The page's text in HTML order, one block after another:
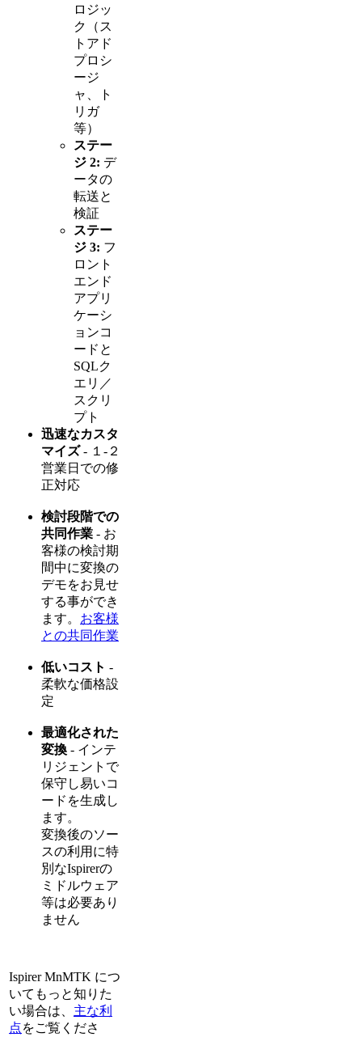
ロジッ
ク（ス
トアド
プロシ
ージ
ャ、ト
リガ
等）
ステー
ジ 2: デ
ータの
転送と
検証
ステー
ジ 3: フ
ロント
エンド
アプリ
ケーシ
ョンコ
ードと
SQLク
エリ／
スクリ
プト
迅速なカスタ
マイズ- １-２
営業日での修
正対応
検討段階での
共同作業 - お
客様の検討期
間中に変換の
デモをお見せ
する事ができ
ます。 お客様
との共同作業
低いコスト -
柔軟な価格設
定
最適化された
変換 - インテ
リジェントで
保守し易いコ
ードを生成し
ます。
変換後のソー
スの利用に特
別なIspirerの
ミドルウェア
等は必要あり
ません
Ispirer MnMTK につ
いてもっと知りた
い場合は、 主な利
点をご覧くださ